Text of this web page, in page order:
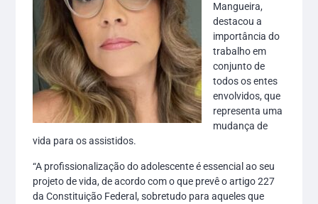
Mangueira,
destacou a
importância do
trabalho em
conjunto de
todos os entes
envolvidos, que
representa uma
mudança de
vida para os assistidos.
“A profissionalização do adolescente é essencial ao seu
projeto de vida, de acordo com o que prevê o artigo 227
da Constituição Federal, sobretudo para aqueles que